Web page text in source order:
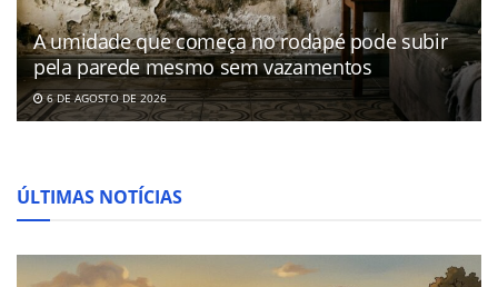
A umidade que começa no rodapé pode subir
pela parede mesmo sem vazamentos
6 DE AGOSTO DE 2026
ÚLTIMAS NOTÍCIAS